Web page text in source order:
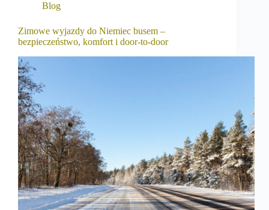
Blog
Zimowe wyjazdy do Niemiec busem –
bezpieczeństwo, komfort i door-to-door